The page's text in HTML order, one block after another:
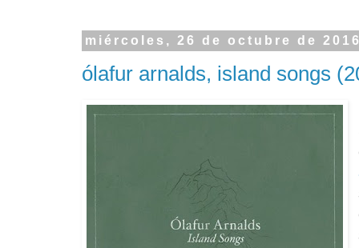
miércoles, 26 de octubre de
ólafur arnalds, island songs